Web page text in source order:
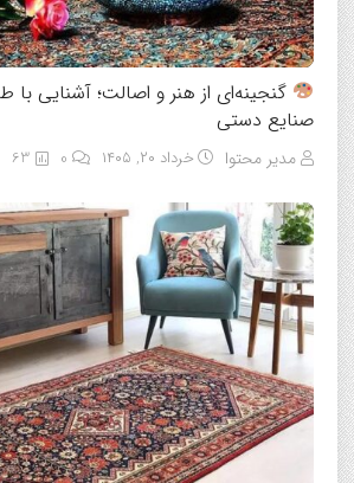
گنجینه‌ای از هنر و اصالت؛ آشنایی
صنایع دستی
مدیر محتوا خرداد ۲۰, ۱۴۰۵ 63